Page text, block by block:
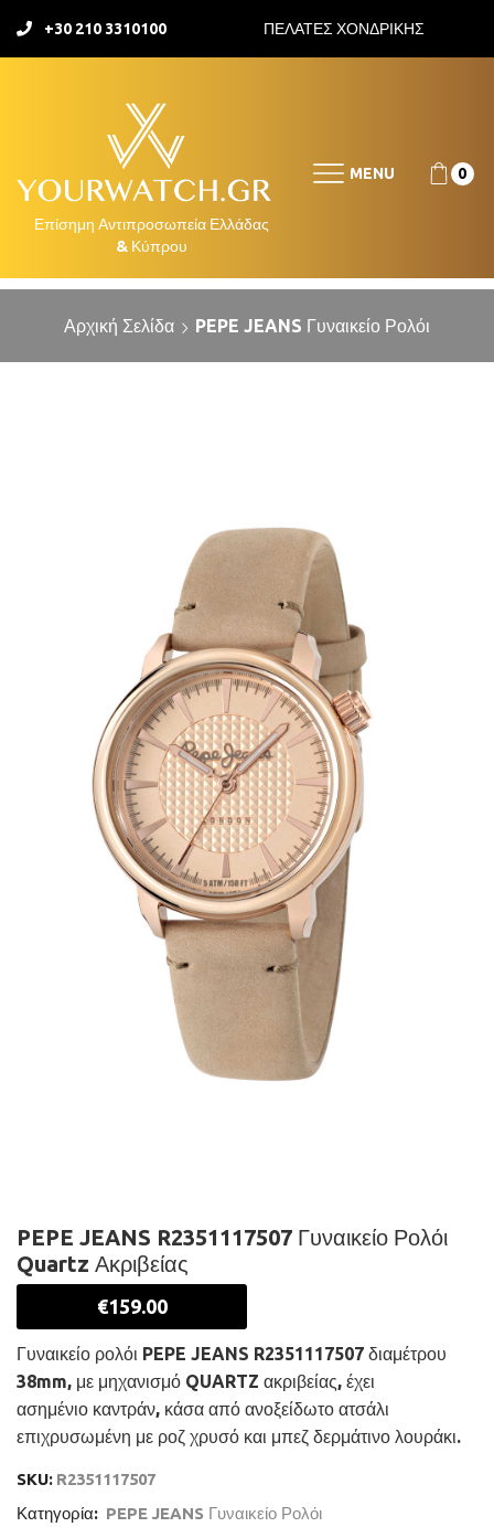
+30 210 3310100 ΠΕΛΑΤΕΣ ΧΟΝΔΡΙΚΗΣ
MENU 0
Αρχική Σελίδα PEPE JEANS Γυναικείο Ρολόι
PEPE JEANS R2351117507 Γυναικείο Ρολόι
Quartz Ακριβείας
€159.00
Γυναικείο ρολόι PEPE JEANS R2351117507 διαμέτρου
38mm, με μηχανισμό QUARTZ ακριβείας, έχει
ασημένιο καντράν, κάσα από ανοξείδωτο ατσάλι
επιχρυσωμένη με ροζ χρυσό και μπεζ δερμάτινο λουράκι.
SKU: R2351117507
Κατηγορία: PEPE JEANS Γυναικείο Ρολόι